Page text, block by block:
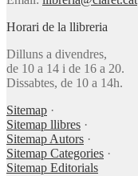
Horari de la llibreria
Dilluns a divendres,
de 10 a 14 i de 16 a 20.
Dissabtes, de 10 a 14h.
Sitemap ·
Sitemap llibres ·
Sitemap Autors ·
Sitemap Categories ·
Sitemap Editorials